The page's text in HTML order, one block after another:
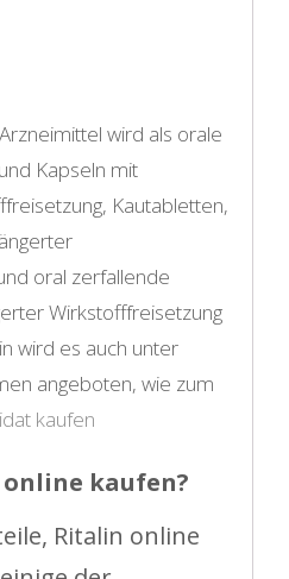
wird als orale
Kapseln mit
Kautabletten,
oral zerfallende
Wirkstofffreisetzung
wird es auch unter
angeboten, wie zum
kaufen
kaufen?
Ritalin online